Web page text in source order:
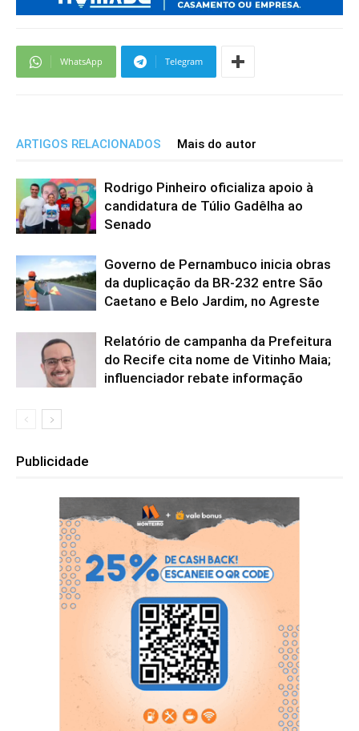
WhatsApp Telegram
ARTIGOS RELACIONADOS Mais do autor
Rodrigo Pinheiro oficializa apoio à
candidatura de Túlio Gadêlha ao
Senado
Governo de Pernambuco inicia obras
da duplicação da BR-232 entre São
Caetano e Belo Jardim, no Agreste
Relatório de campanha da Prefeitura
do Recife cita nome de Vitinho Maia;
influenciador rebate informação
Publicidade